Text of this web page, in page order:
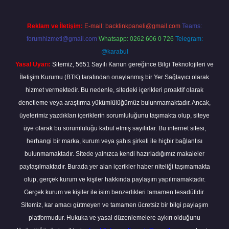
Reklam ve İletişim: E-mail: backlinkpaneli@gmail.com Teams:
forumhizmeti@gmail.com Whatsapp: 0262 606 0 726 Telegram:
@karabul
Yasal Uyarı: Sitemiz, 5651 Sayılı Kanun gereğince Bilgi Teknolojileri ve
İletişim Kurumu (BTK) tarafından onaylanmış bir Yer Sağlayıcı olarak
hizmet vermektedir. Bu nedenle, sitedeki içerikleri proaktif olarak
denetleme veya araştırma yükümlülüğümüz bulunmamaktadır. Ancak,
üyelerimiz yazdıkları içeriklerin sorumluluğunu taşımakta olup, siteye
üye olarak bu sorumluluğu kabul etmiş sayılırlar. Bu internet sitesi,
herhangi bir marka, kurum veya şahıs şirketi ile hiçbir bağlantısı
bulunmamaktadır. Sitede yalnızca kendi hazırladığımız makaleler
paylaşılmaktadır. Burada yer alan içerikler haber niteliği taşımamakta
olup, gerçek kurum ve kişiler hakkında paylaşım yapılmamaktadır.
Gerçek kurum ve kişiler ile isim benzerlikleri tamamen tesadüfidir.
Sitemiz, kar amacı gütmeyen ve tamamen ücretsiz bir bilgi paylaşım
platformudur. Hukuka ve yasal düzenlemelere aykırı olduğunu